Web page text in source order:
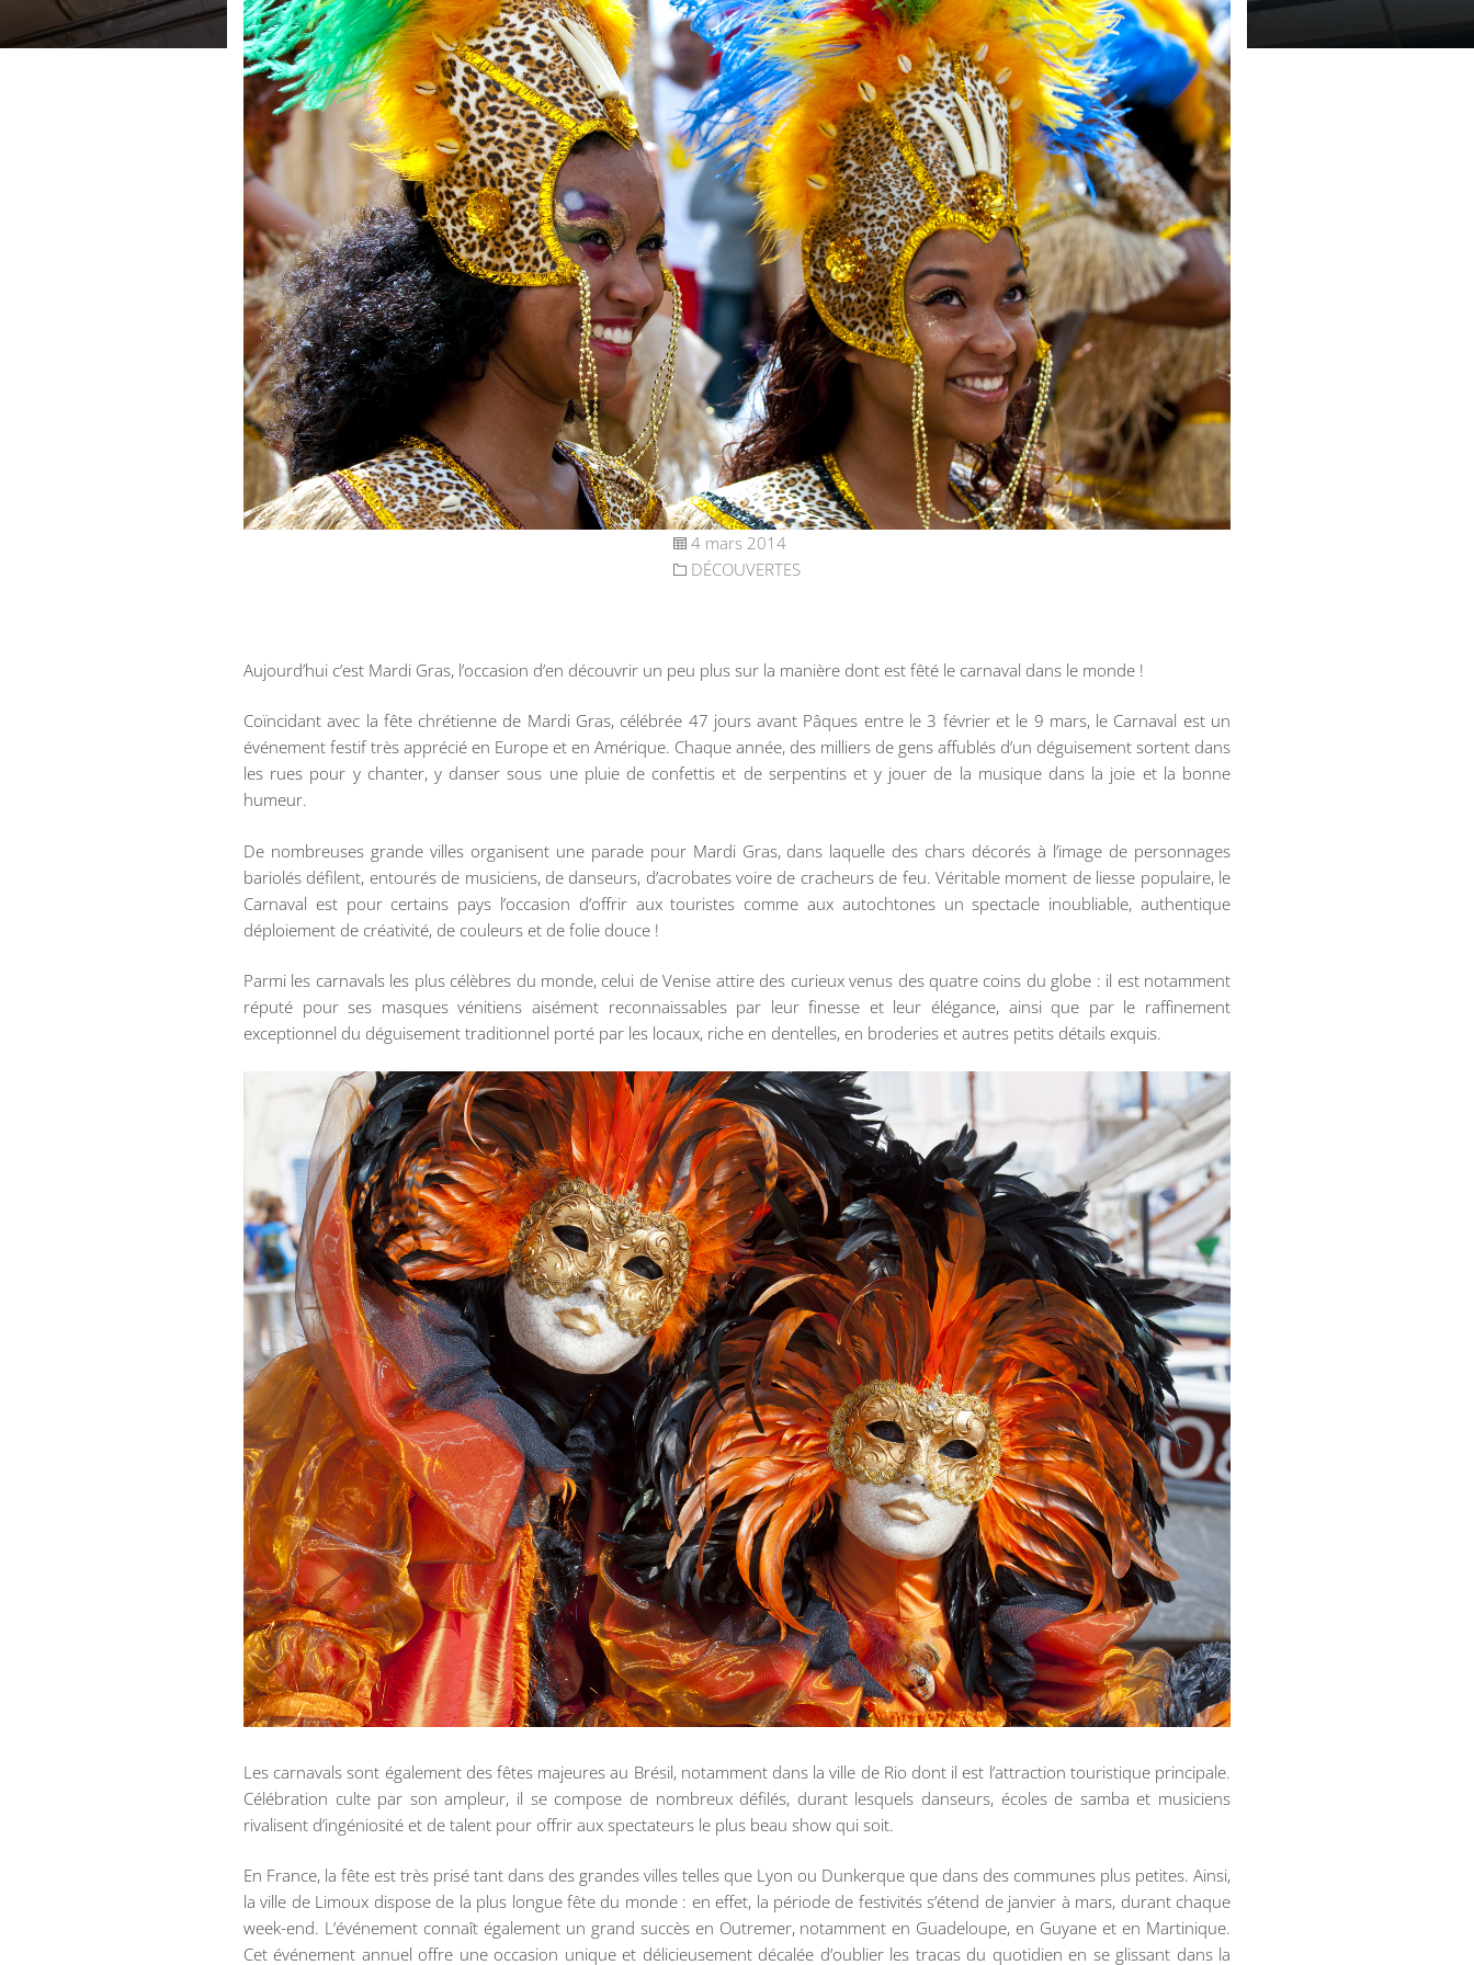
4 mars 2014
DÉCOUVERTES
Aujourd’hui c’est Mardi Gras, l’occasion d’en découvrir un peu plus sur la manière dont est fêté le carnaval dans le monde !
Coïncidant avec la fête chrétienne de Mardi Gras, célébrée 47 jours avant Pâques entre le 3 février et le 9 mars, le Carnaval est un
événement festif très apprécié en Europe et en Amérique. Chaque année, des milliers de gens affublés d’un déguisement sortent dans
les rues pour y chanter, y danser sous une pluie de confettis et de serpentins et y jouer de la musique dans la joie et la bonne
humeur.
De nombreuses grande villes organisent une parade pour Mardi Gras, dans laquelle des chars décorés à l’image de personnages
bariolés défilent, entourés de musiciens, de danseurs, d’acrobates voire de cracheurs de feu. Véritable moment de liesse populaire, le
Carnaval est pour certains pays l’occasion d’offrir aux touristes comme aux autochtones un spectacle inoubliable, authentique
déploiement de créativité, de couleurs et de folie douce !
Parmi les carnavals les plus célèbres du monde, celui de Venise attire des curieux venus des quatre coins du globe : il est notamment
réputé pour ses masques vénitiens aisément reconnaissables par leur finesse et leur élégance, ainsi que par le raffinement
exceptionnel du déguisement traditionnel porté par les locaux, riche en dentelles, en broderies et autres petits détails exquis.
Les carnavals sont également des fêtes majeures au Brésil, notamment dans la ville de Rio dont il est l’attraction touristique principale.
Célébration culte par son ampleur, il se compose de nombreux défilés, durant lesquels danseurs, écoles de samba et musiciens
rivalisent d’ingéniosité et de talent pour offrir aux spectateurs le plus beau show qui soit.
En France, la fête est très prisé tant dans des grandes villes telles que Lyon ou Dunkerque que dans des communes plus petites. Ainsi,
la ville de Limoux dispose de la plus longue fête du monde : en effet, la période de festivités s’étend de janvier à mars, durant chaque
week-end. L’événement connaît également un grand succès en Outremer, notamment en Guadeloupe, en Guyane et en Martinique.
Cet événement annuel offre une occasion unique et délicieusement décalée d’oublier les tracas du quotidien en se glissant dans la